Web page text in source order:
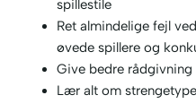
spillestile
Ret almindelige fejl
øvede spillere og
Give bedre
Lær alt om